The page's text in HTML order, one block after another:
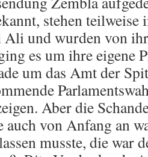
stehen
und wurden von
es um ihre eigene
um das Amt der
Aber die
auch von Anfang an
musste, die war